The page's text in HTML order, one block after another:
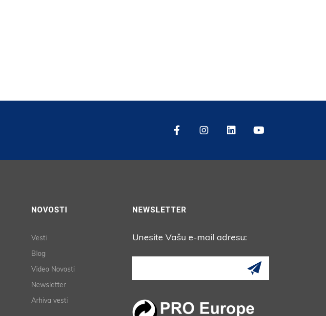
NOVOSTI
Vesti
Blog
Video Novosti
Newsletter
Arhiva vesti
NEWSLETTER
Unesite Vašu e-mail adresu: